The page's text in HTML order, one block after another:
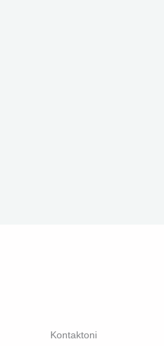
Kontaktoni